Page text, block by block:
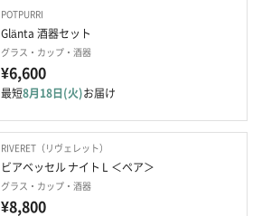
POTPURRI
Glänta 酒器セット
グラス・カップ・酒器
¥6,600
最短8月18日(火)お届け
RIVERET（リヴェレット）
ビアベッセル ナイト L ＜ペア＞
グラス・カップ・酒器
¥8,800